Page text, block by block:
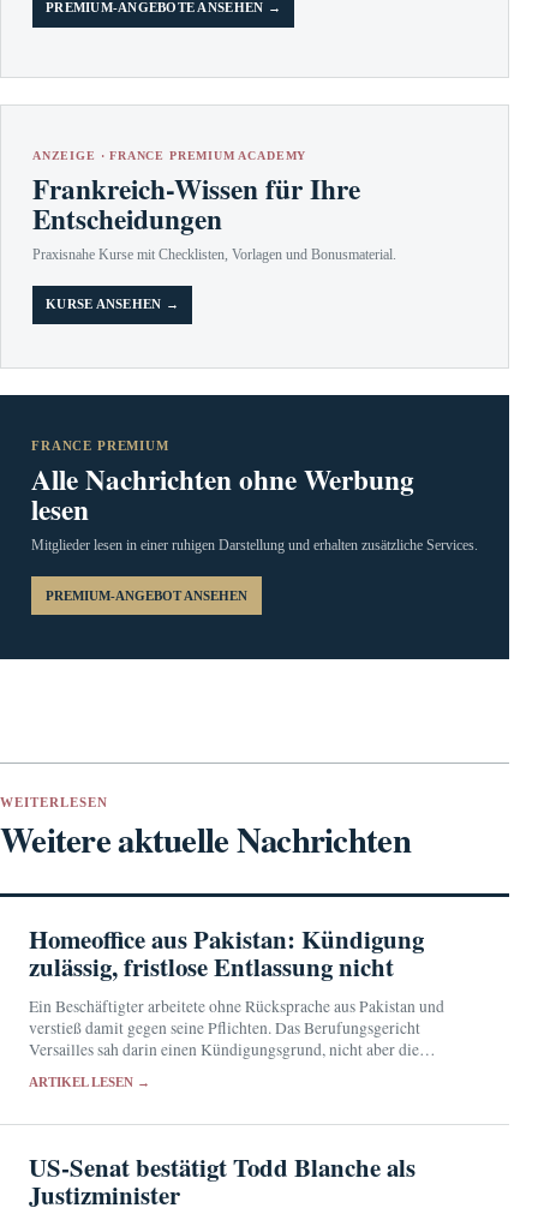
PREMIUM-ANGEBOTE ANSEHEN →
ANZEIGE · FRANCE PREMIUM ACADEMY
Frankreich-Wissen für Ihre
Entscheidungen
Praxisnahe Kurse mit Checklisten, Vorlagen und Bonusmaterial.
KURSE ANSEHEN →
FRANCE PREMIUM
Alle Nachrichten ohne Werbung
lesen
Mitglieder lesen in einer ruhigen Darstellung und erhalten zusätzliche Services.
PREMIUM-ANGEBOT ANSEHEN
WEITERLESEN
Weitere aktuelle Nachrichten
Homeoffice aus Pakistan: Kündigung
zulässig, fristlose Entlassung nicht
Ein Beschäftigter arbeitete ohne Rücksprache aus Pakistan und
verstieß damit gegen seine Pflichten. Das Berufungsgericht
Versailles sah darin einen Kündigungsgrund, nicht aber die
ARTIKEL LESEN →
US-Senat bestätigt Todd Blanche als
Justizminister